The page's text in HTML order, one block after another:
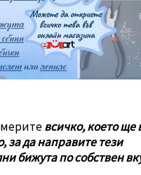
всичко, което ще
за да направите тези
бижута по собствен